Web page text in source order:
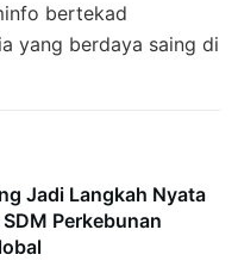
bertekad
yang berdaya saing di
Jadi Langkah Nyata
Perkebunan